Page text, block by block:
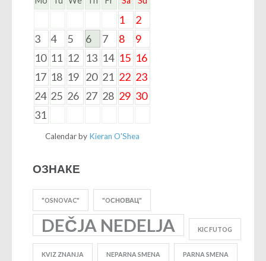
1
2
3
4 5 6 7 8
9
10 11 12 13 14 15 16
17 18 19 20 21 22 23
24 25 26 27 28 29 30
31
Calendar by Kieran O'Shea
ОЗНАКЕ
"OSNOVAC" "OСНОВАЦ"
DEČJA NEDELJA KIC FUTOG
KVIZ ZNANJA NEPARNA SMENA PARNA SMENA